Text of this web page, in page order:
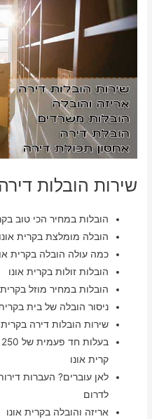
שירות הובלות
הובלות במחיר הכי טוב
הובלה מומלצת בקרית אונו
כמה עולה הובלה בקרית
הובלות זולות בקרית אונו
הובלות במחיר מוזל בקרית
ניסור הובלה של בית
שירות הובלות דירה בקרית
קרית אונו
לאן עוברים? העברות
לדרום
אריזה והובלה בקרית אונו